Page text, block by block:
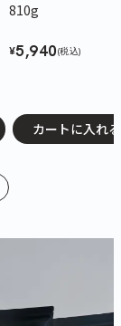
810g
¥5,940(税込)
カートに入れる